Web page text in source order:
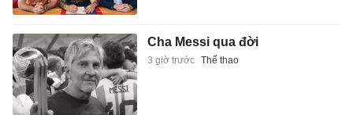
Cha Messi qua đời
3 giờ trước Thể thao